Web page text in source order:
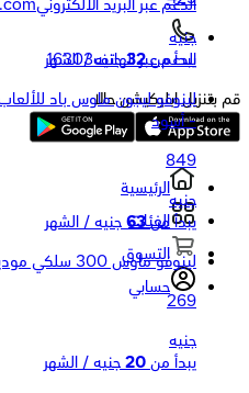
جنيه
يبدأ من 32 جنيه / الشهر
- أسود
849
جنيه
يبدأ من 63 جنيه / الشهر
لينوفو ماوس 300 سلكي موديل GX30M39704 - أسود
269
جنيه
يبدأ من 20 جنيه / الشهر
الدعم عبر البريد الالكتروني
الدعم عبر الهاتف16303
قم بتنزيل ابليكيشن حالا
الرئيسية
الفئات
التسوق
حسابي